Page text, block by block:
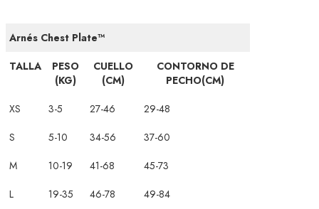
Arnés Chest Plate™
TALLA
PESO
(KG)
CUELLO
(CM)
CONTORNO DE
PECHO(CM)
XS
3-5 27-46
29-48
S
5-10 34-56
37-60
M
10-19 41-68
45-73
L
19-35 46-78
49-84